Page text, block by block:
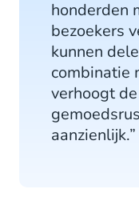
honderden
bezoekers
kunnen
combinatie
verhoogt
aanzienlijk.”